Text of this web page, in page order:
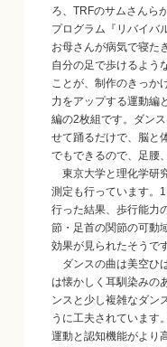
ろ、TRFのサムさんら
プログラム『リバイバ
お母さんが病気で寝た
自分の足で歩けるよう
ことが、制作のきっか
力をアップする運動編
編の2枚組です。ダン
せて踊るだけで、脳と
でもできるので、足腰
東京大学と理化学研
測定も行っています。
行った結果、歩行能力
節・足首の関節の可動
効果が見られたそうです
ダンスの曲は美空ひ
は懐かしく耳馴染みの
ンスと少し複雑なダン
うに工夫されています
運動と認知機能がより